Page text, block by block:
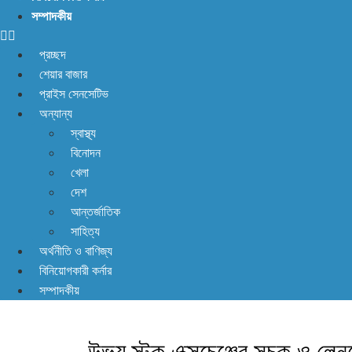
সম্পাদকীয়
প্রচ্ছদ
শেয়ার বাজার
প্রাইস সেনসেটিভ
অন্যান্য
স্বাস্থ্য
বিনোদন
খেলা
দেশ
আন্তর্জাতিক
সাহিত্য
অর্থনীতি ও বাণিজ্য
বিনিয়োগকারী কর্নার
সম্পাদকীয়